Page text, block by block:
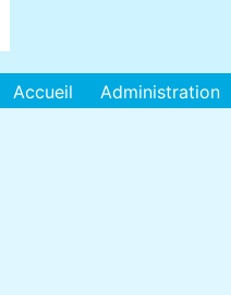
Accueil Administration